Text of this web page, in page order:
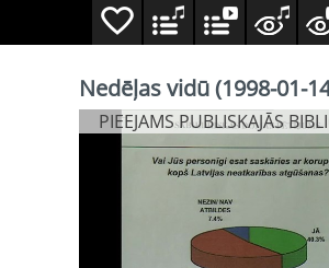
Nedēļas vidū (1998-01-
PIEEJAMS PUBLISKAJĀS